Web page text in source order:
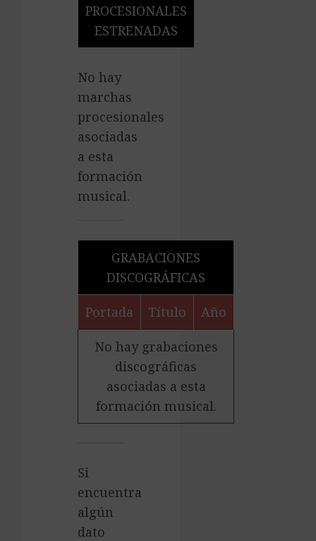
PROCESIONALES
ESTRENADAS
No hay
marchas
procesionales
asociadas
a esta
formación
musical.
GRABACIONES
DISCOGRÁFICAS
Portada Título Año
No hay grabaciones
discográficas
asociadas a esta
formación musical.
Si
encuentra
algún
dato